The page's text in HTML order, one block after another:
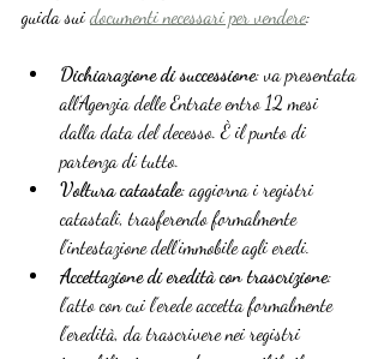
guida sui documenti necessari per vendere:
Dichiarazione di successione: va presentata
all’Agenzia delle Entrate entro 12 mesi
dalla data del decesso. È il punto di
partenza di tutto.
Voltura catastale: aggiorna i registri
catastali, trasferendo formalmente
l’intestazione dell’immobile agli eredi.
Accettazione di eredità con trascrizione:
l’atto con cui l’erede accetta formalmente
l’eredità, da trascrivere nei registri